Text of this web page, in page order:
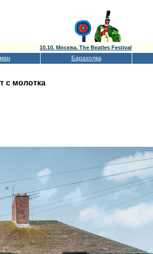
10.10. Москва. The Beatles Festival
Барахолка
с молотка